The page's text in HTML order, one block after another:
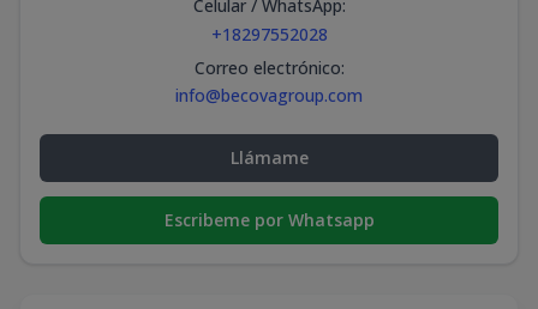
Celular / WhatsApp:
+18297552028
Correo electrónico:
info@becovagroup.com
Llámame
Escribeme por Whatsapp